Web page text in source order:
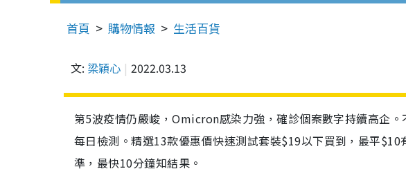
首頁 購物情報 生活百貨
文: 梁穎心 2022.03.13
第5波疫情仍嚴峻，Omicron感染力強，確診個案數字持續高企
每日檢測。精選13款優惠價快速測試套裝$19以下買到，最平
準，最快10分鐘知結果。